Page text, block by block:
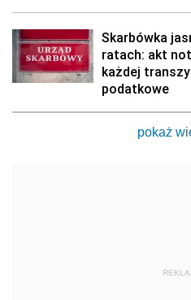
Skarbówka
ratach: akt
każdej
podatkowe
pokaż